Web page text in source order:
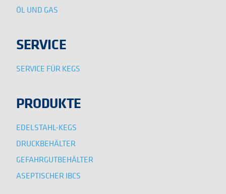
ÖL UND GAS
SERVICE
SERVICE FÜR KEGS
PRODUKTE
EDELSTAHL-KEGS
DRUCKBEHÄLTER
GEFAHRGUTBEHÄLTER
ASEPTISCHER IBCS